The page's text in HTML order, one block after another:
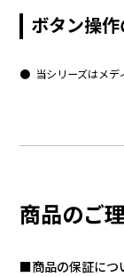
ボタン操
当シリーズはメデ
商品のご
■商品の保証につ